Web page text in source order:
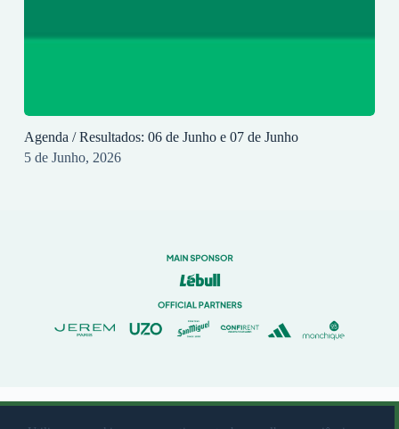
Agenda / Resultados: 06 de Junho e 07 de Junho
5 de Junho, 2026